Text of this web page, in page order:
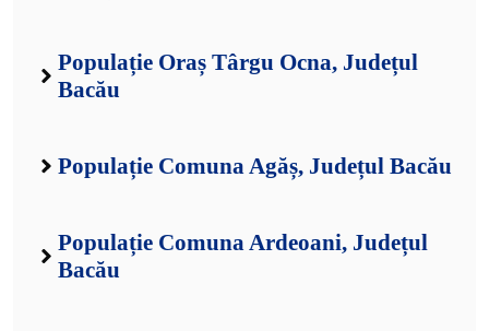
Populație Oraș Târgu Ocna, Județul
Bacău
Populație Comuna Agăș, Județul Bacău
Populație Comuna Ardeoani, Județul
Bacău